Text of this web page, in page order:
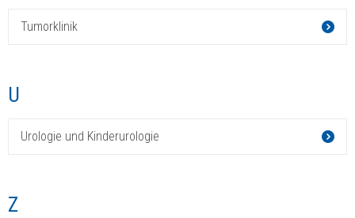
Tumorklinik
U
Urologie und Kinderurologie
Z